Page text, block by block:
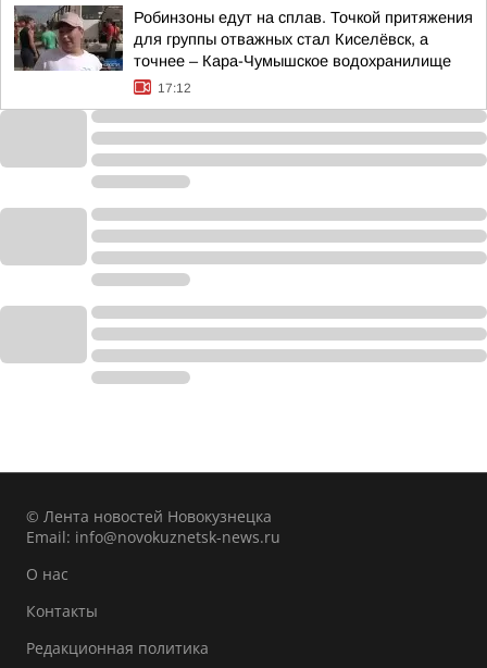
Робинзоны едут на сплав. Точкой притяжения
для группы отважных стал Киселёвск, а
точнее – Кара-Чумышское водохранилище
17:12
© Лента новостей Новокузнецка
Email: info@novokuznetsk-news.ru
О нас
Контакты
Редакционная политика